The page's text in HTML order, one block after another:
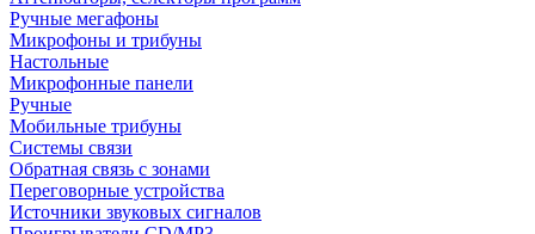
Ручные мегафоны
Микрофоны и трибуны
Настольные
Микрофонные панели
Ручные
Мобильные трибуны
Системы связи
Обратная связь с зонами
Переговорные устройства
Источники звуковых сигналов